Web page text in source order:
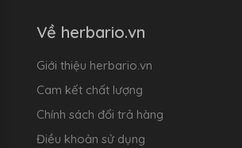
Về herbario.vn
Giới thiệu herbario.vn
Cam kết chất lượng
Chính sách đổi trả hàng
Điều khoản sử dụng